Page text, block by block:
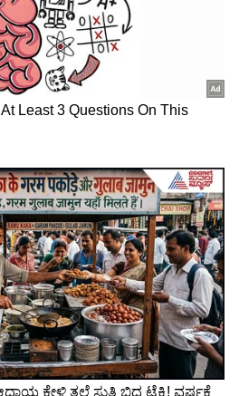
ಮತ್ತು ಆತಂಕ
ನೀರು ನಿಂತಿತ್ತು. ಎಲ್ಲಾದರೂ
ಅನಾರೋಗ್ಯ ಕಾಡಬಹುದು.
ಈಡಾಗುವುದನ್ನು
ಏಕೆಂದರೆ ಸದ್ಯ ಬ್ಯಾಕ್
ಹೆದ್ದಾರಿಯ ಪರಿಸ್ಥಿತಿ
ಶೂಟಿಂಗ್ ಸಾಕು, ಪುಣೆಗೆ
ಎಂದಿದ್ದ. ಆದರೆ ಒಬ್ಬ
ಕಮಿಟ್‌ಮೆಂಟ್ ಮುಖ್ಯವಾಗಿತ್ತು.
ಪ್ರಸಾರ ಬಾಕಿ ಇತ್ತು.
ನಿಂತು ವಾಹಿನಿಗೆ
ನೋವಿದ್ದರೂ ಧೃತಿಗೆಡದೆ
ಎಂದು ಧನಶ್ರೀ
ಪ್ರಾಣ":
| Rishab
News
TAX ಇಳಿಕೆ: ಮೋದಿ-
| India US